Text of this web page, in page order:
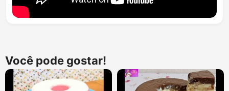
Você pode gostar!